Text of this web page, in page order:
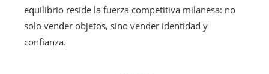
equilibrio reside la fuerza competitiva milanesa: no
solo vender objetos, sino vender identidad y
confianza.